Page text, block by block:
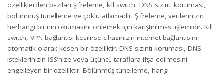
özelliklerden bazıları şifreleme, kill switch, DNS sızıntı koruması,
bölünmüş tünelleme ve çoklu atlamadır. Şifreleme, verilerinizin
herhangi birinin okumasını önlemek için karıştırılması işlemidir. Kill
switch, VPN bağlantısı kesilirse cihazınızın internet bağlantısını
otomatik olarak kesen bir özelliktir. DNS sızıntı koruması, DNS
isteklerinizin İSS’nize veya üçüncü taraflara ifşa edilmesini
engelleyen bir özelliktir. Bölünmüş tünelleme, hangi